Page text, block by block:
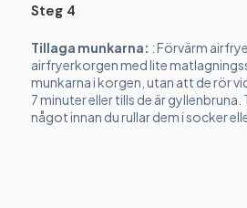
Steg 4
Tillaga munkarna: : Förvärm
airfryerkorgen med lite
munkarna i korgen, utan att de rör
7 minuter eller tills de är gyllenbruna.
något innan du rullar dem i socker